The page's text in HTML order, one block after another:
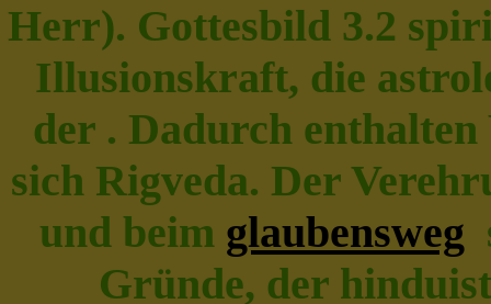
Herr). Gottesbild 3.2
Illusionskraft, die
der . Dadurch
sich Rigveda. Der
und beim glaubensweg
Gründe, der